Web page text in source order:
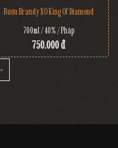
Rượu Brandy XO King Of Diamond
700ml / 40% / Pháp
750.000 đ
»